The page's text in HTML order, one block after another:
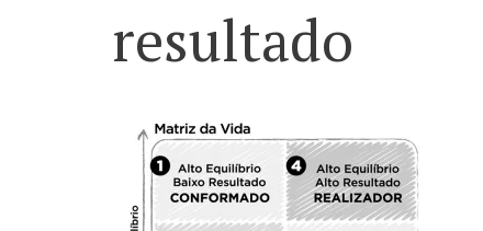
resultado